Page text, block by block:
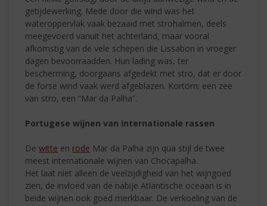
getijdewerking. Mede door die wind was het
wateroppervlak vaak bezaaid met strohalmen, deels
meegevoerd vanuit het achterland, maar vooral
afkomstig van de vele schepen die Lissabon in vroeger
dagen bevoorraadden. Hun lading was, ter
bescherming, doorgaans afgedekt met stro, dat er door
de forse wind vaak werd afgeblazen. Kortom: een zee
van stro, een “Mar da Palha”.
Portugese wijnen van internationale rassen
Dewitte en rode Mar da Palha zijn qua stijl de twee
meest internationale wijnen van Chocapalha.
Het laat niet alleen de veelzijdigheid van het wijngoed
zien, de invloed van de nabije Atlantische oceaan is in
beide wijnen ook goed merkbaar. De verkoeling van de